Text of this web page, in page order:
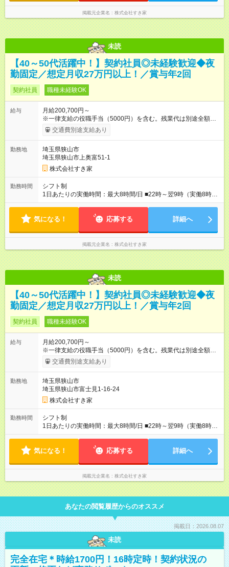
掲載元企業名 株式会社すき家
未読
【40～50代活躍中！】契約社員◎未経験歓迎◆夜
勤固定／想定月収27万円以上！／賞与年2回
契約社員 職種未経験OK
給与
月給200,700円～
※一律支給の役職手当（5000円）を含む。残業代は別途全額支
給。 ※深夜勤務手当は、残業時間等により変動します。 ※想定
月収27万円以上 ※最大4回昇給のチャンスあり ※賞与年2回支給
交通費別途支給あり
勤務地
埼玉県狭山市
埼玉県狭山市上奥富51-1
株式会社すき家
勤務時間
シフト制
1日あたりの実働時間：最大8時間/日 ■22時～翌9時（実働8時
間） ※上記はあくまでも一例です。店舗により、時間が前後す
のシフトを組んでいます。 ★各店舗のサポートのために本社に
気になる！ 応募する 詳細へ
掲載元企業名 株式会社すき家
未読
【40～50代活躍中！】契約社員◎未経験歓迎◆夜
勤固定／想定月収27万円以上！／賞与年2回
契約社員 職種未経験OK
給与
月給200,700円～
※一律支給の役職手当（5000円）を含む。残業代は別途全額支
給。 ※深夜勤務手当は、残業時間等により変動します。 ※想定
月収27万円以上 ※最大4回昇給のチャンスあり ※賞与年2回支給
交通費別途支給あり
勤務地
埼玉県狭山市
埼玉県狭山市富士見1-16-24
株式会社すき家
勤務時間
シフト制
1日あたりの実働時間：最大8時間/日 ■22時～翌9時（実働8時
間） ※上記はあくまでも一例です。店舗により、時間が前後す
のシフトを組んでいます。 ★各店舗のサポートのために本社に
気になる！ 応募する 詳細へ
掲載元企業名 株式会社すき家
あなたの閲覧履歴からのオススメ
掲載日：2026.08.07
未読
完全在宅＊時給1700円！16時定時！契約状況の